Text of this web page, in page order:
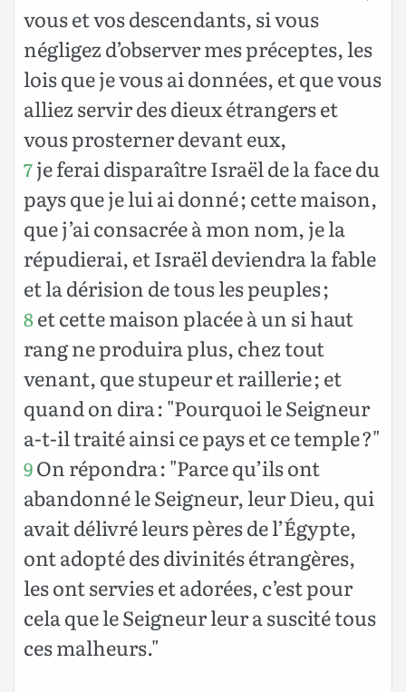
vous et vos descendants, si vous
négligez d’observer mes préceptes, les
lois que je vous ai données, et que vous
alliez servir des dieux étrangers et
vous prosterner devant eux,
7je ferai disparaître Israël de la face du
pays que je lui ai donné ; cette maison,
que j’ai consacrée à mon nom, je la
répudierai, et Israël deviendra la fable
et la dérision de tous les peuples ;
8et cette maison placée à un si haut
rang ne produira plus, chez tout
venant, que stupeur et raillerie ; et
quand on dira : "Pourquoi le Seigneur
a-t-il traité ainsi ce pays et ce temple ?"
9On répondra : "Parce qu’ils ont
abandonné le Seigneur, leur Dieu, qui
avait délivré leurs pères de l’Égypte,
ont adopté des divinités étrangères,
les ont servies et adorées, c’est pour
cela que le Seigneur leur a suscité tous
ces malheurs."